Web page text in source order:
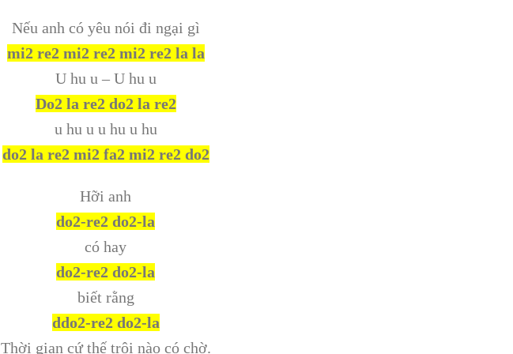
Nếu anh có yêu nói đi ngại gì
mi2 re2 mi2 re2 mi2 re2 la la
U hu u – U hu u
Do2 la re2 do2 la re2
u hu u u hu u hu
do2 la re2 mi2 fa2 mi2 re2 do2
Hỡi anh
do2-re2 do2-la
có hay
do2-re2 do2-la
biết rằng
ddo2-re2 do2-la
Thời gian cứ thế trôi nào có chờ.